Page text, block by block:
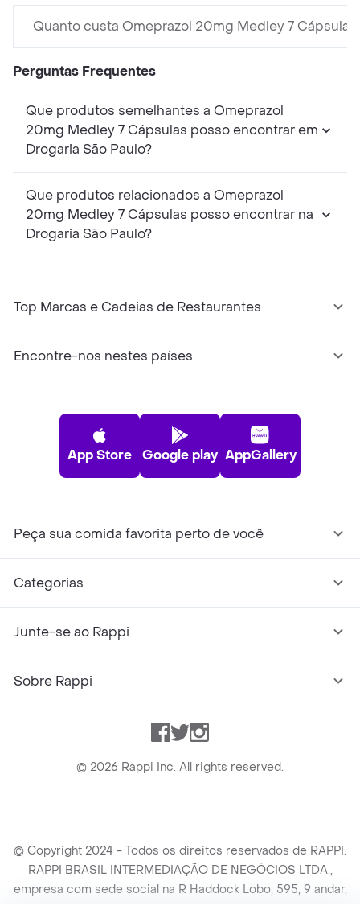
Quanto custa Omeprazol 20mg Medley 7
Perguntas Frequentes
Que produtos semelhantes a Omeprazol
20mg Medley 7 Cápsulas posso encontrar em
Drogaria São Paulo?
Que produtos relacionados a Omeprazol
20mg Medley 7 Cápsulas posso encontrar na
Drogaria São Paulo?
Top Marcas e Cadeias de Restaurantes
Encontre-nos nestes países
App Store Google play AppGallery
Peça sua comida favorita perto de você
Categorias
Junte-se ao Rappi
Sobre Rappi
Facebook
TwitterInstagram
© 2026 Rappi Inc. All rights reserved.
© Copyright 2024 - Todos os direitos reservados de RAPPI.
RAPPI BRASIL INTERMEDIAÇÃO DE NEGÓCIOS LTDA.,
empresa com sede social na R Haddock Lobo, 595, 9 andar,